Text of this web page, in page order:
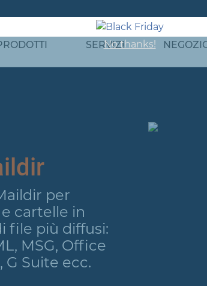
SERVIZI
per
cartelle in
file più diffusi:
MSG, Office
G Suite ecc.
No thanks!